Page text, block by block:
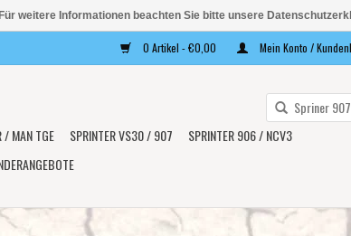
0 Artikel - €0,00 Mein Konto /
/ MAN TGE SPRINTER VS30 / 907
SPRINTER 906 / NCV3
Für weitere Informationen beachten Sie bitte unsere